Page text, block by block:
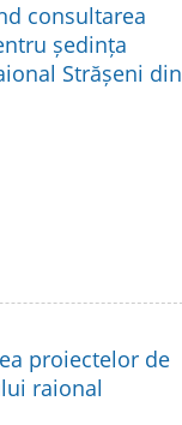
consultarea
ședința
Strășeni din
proiectelor de
raional